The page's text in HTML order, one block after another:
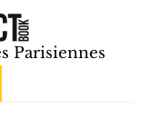
Parisiennes